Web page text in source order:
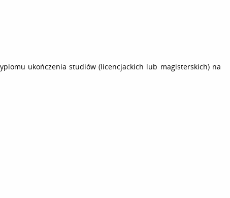
ukończenia studiów (licencjackich lub magisterskich) na